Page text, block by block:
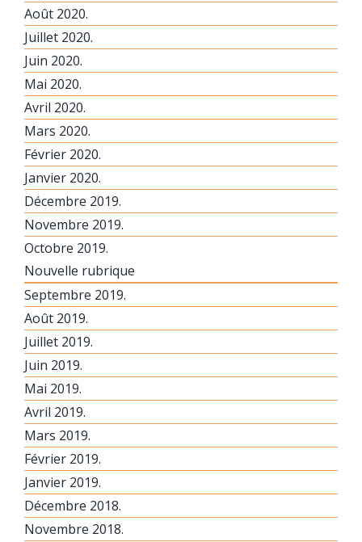
Août 2020.
Juillet 2020.
Juin 2020.
Mai 2020.
Avril 2020.
Mars 2020.
Février 2020.
Janvier 2020.
Décembre 2019.
Novembre 2019.
Octobre 2019.
Nouvelle rubrique
Septembre 2019.
Août 2019.
Juillet 2019.
Juin 2019.
Mai 2019.
Avril 2019.
Mars 2019.
Février 2019.
Janvier 2019.
Décembre 2018.
Novembre 2018.